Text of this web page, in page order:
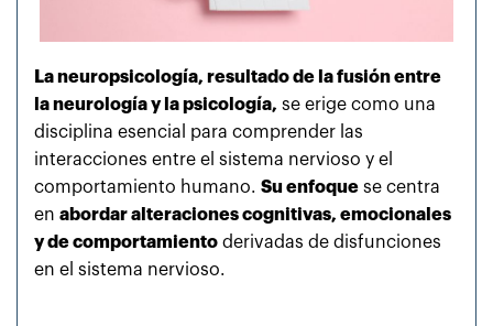
La neuropsicología, resultado de la fusión entre
la neurología y la psicología, se erige como una
disciplina esencial para comprender las
interacciones entre el sistema nervioso y el
comportamiento humano. Su enfoque se centra
en abordar alteraciones cognitivas, emocionales
y de comportamiento derivadas de disfunciones
en el sistema nervioso.